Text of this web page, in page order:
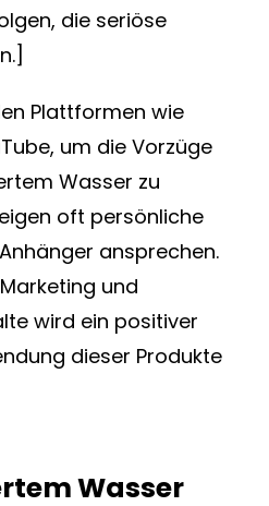
die seriöse
Plattformen wie
um die Vorzüge
Wasser zu
oft persönliche
ansprechen.
und
wird ein positiver
dieser Produkte
Wasser